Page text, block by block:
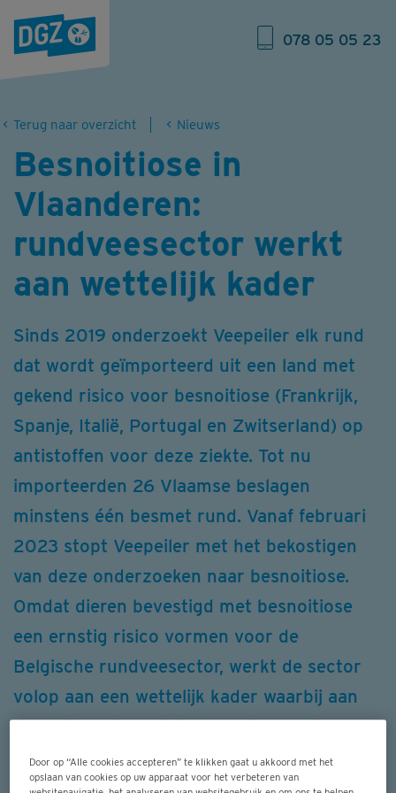
078 05 05 23
Terug naar overzicht Nieuws
Besnoitiose in
Vlaanderen:
rundveesector werkt
aan wettelijk kader
Sinds 2019 onderzoekt Veepeiler elk rund
dat wordt geïmporteerd uit een land met
gekend risico voor besnoitiose (Frankrijk,
Spanje, Italië, Portugal en Zwitserland) op
antistoffen voor deze ziekte. Tot nu
importeerden 26 Vlaamse beslagen
minstens één besmet rund. Vanaf februari
2023 stopt Veepeiler met het bekostigen
van deze onderzoeken naar besnoitiose.
Omdat dieren bevestigd met besnoitiose
een ernstig risico vormen voor de
Belgische rundveesector, werkt de sector
volop aan een wettelijk kader waarbij aan
deze dieren beperkingen zullen worden
opgelegd.
Door op “Alle cookies accepteren” te klikken gaat u akkoord met het
opslaan van cookies op uw apparaat voor het verbeteren van